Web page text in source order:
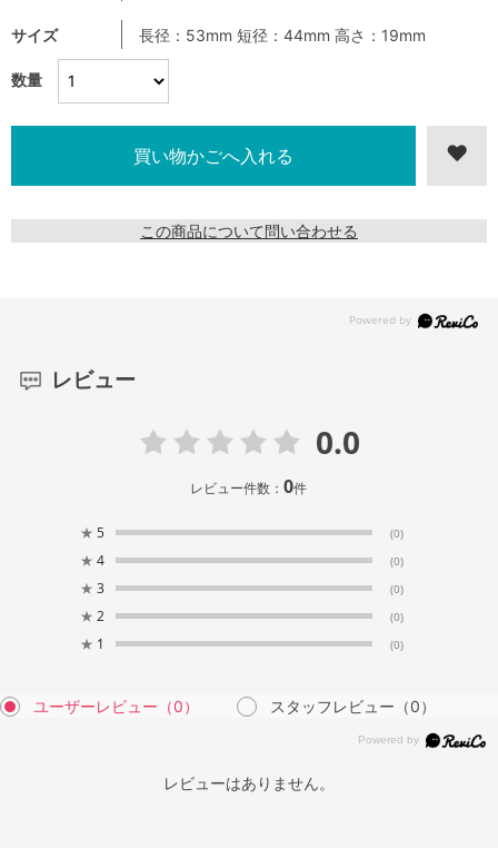
数量
サイズ 長径：53mm 短径：44mm 高さ：19mm
この商品について問い合わせる
レビュー
0.0
レビュー件数：0件
★ 5 (0)
★ 4 (0)
★ 3 (0)
★ 2 (0)
★ 1 (0)
ユーザーレビュー （0） スタッフレビュー （0）
レビューはありません。